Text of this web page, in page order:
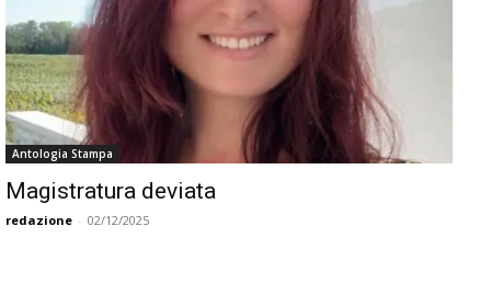
Antologia Stampa
Magistratura deviata
redazione - 02/12/2025